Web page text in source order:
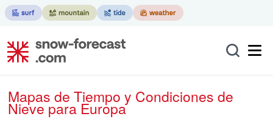
Mapas de Tiempo y Condiciones de
Nievepara Europa